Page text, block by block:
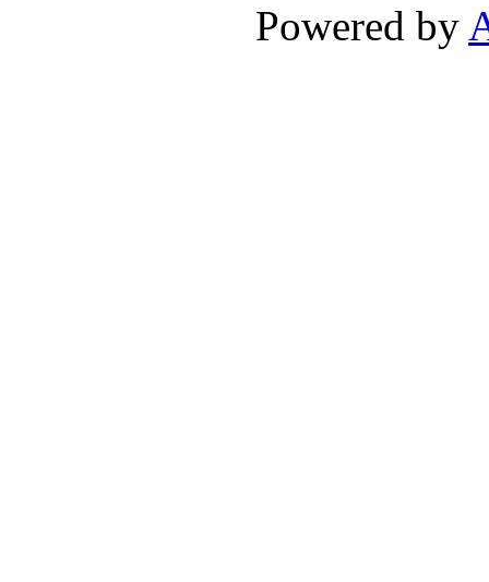
Powered by